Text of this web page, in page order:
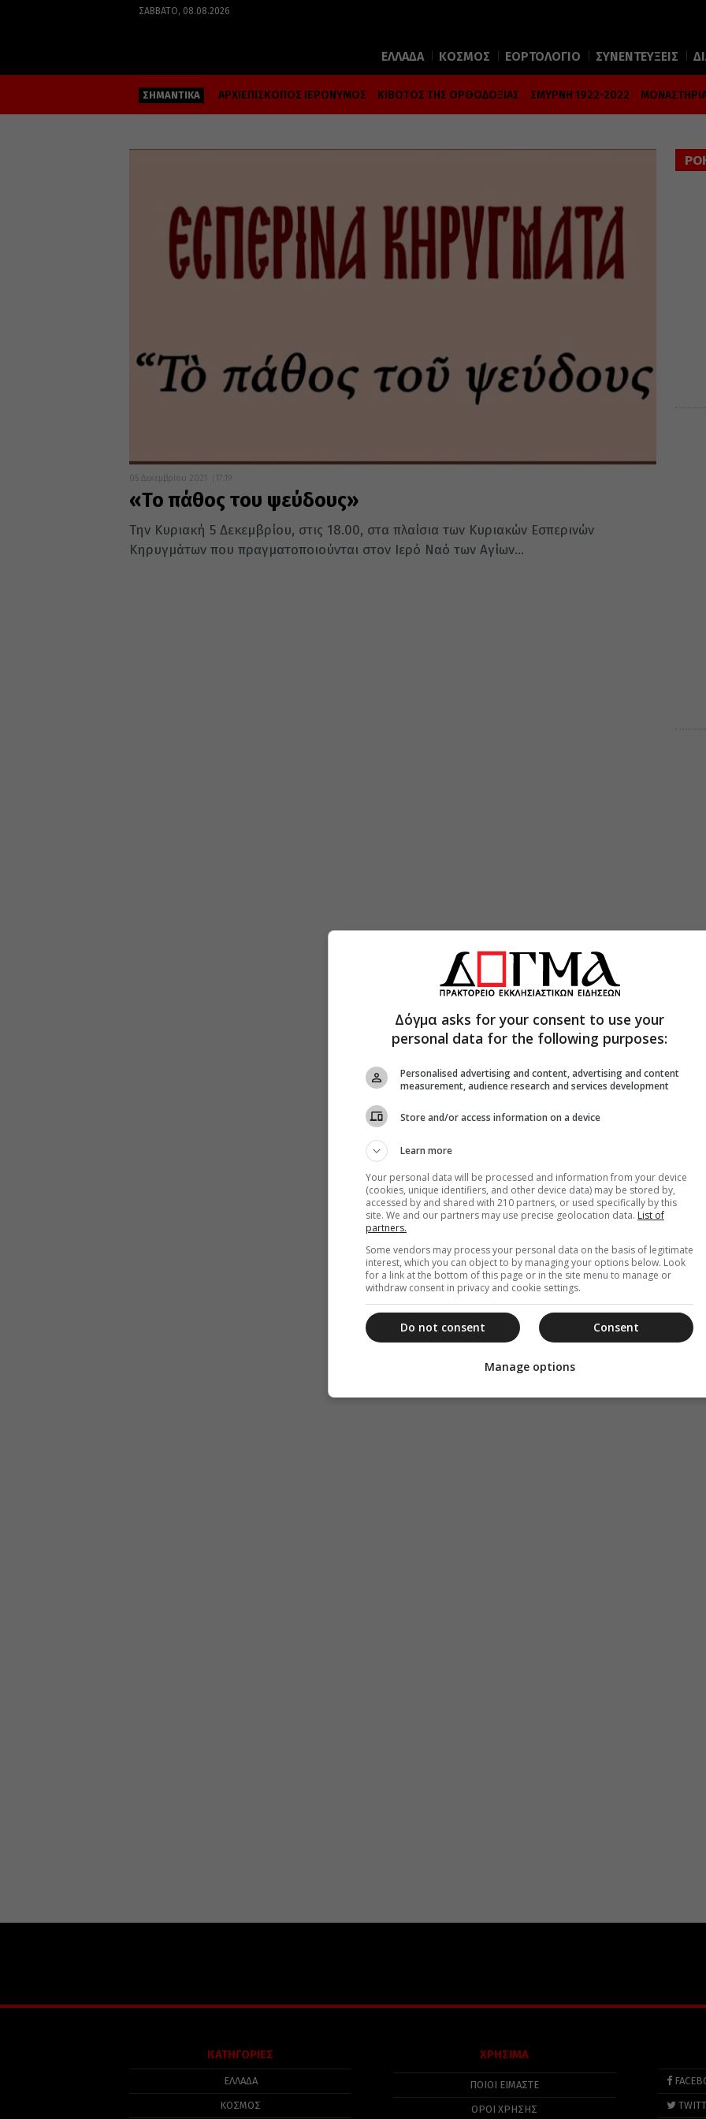
ΣΆΒΒΑΤΟ, 08.08.2026
ΕΛΛΑΔΑ ΚΟΣΜΟΣ ΕΟΡΤΟΛΟΓΙΟ ΣΥΝΕΝΤΕΥΞΕΙΣ
ΣΗΜΑΝΤΙΚΑ ΑΡΧΙΕΠΙΣΚΟΠΟΣ ΙΕΡΩΝΥΜΟΣ ΚΙΒΩΤΟΣ ΤΗΣ ΟΡΘΟΔΟΞΙΑΣ ΣΜΥΡΝΗ 1922-2022
05 Δεκεμβρίου 2021 17:19
«Το πάθος του ψεύδους»
Την Κυριακή 5 Δεκεμβρίου, στις 18.00, στα πλαίσια των Κυριακών Εσπερινών
Κηρυγμάτων που πραγματοποιούνται στον Ιερό Ναό των Αγίων...
ΚΑΤΗΓΟΡΙΕΣ
ΕΛΛΑΔΑ
ΚΟΣΜΟΣ
ΧΡΗΣΙΜΑ
ΠΟΙΟΙ ΕΙΜΑΣΤΕ
ΟΡΟΙ ΧΡΗΣΗΣ
Δόγμα asks for your consent to use your
personal data for the following purposes:
Personalised advertising and content, advertising and content
measurement, audience research and services development
Store and/or access information on a device
Learn more
Your personal data will be processed and information from your device
(cookies, unique identifiers, and other device data) may be stored by,
accessed by and shared with 210 partners, or used specifically by this
site. We and our partners may use precise geolocation data. List of
partners.
Some vendors may process your personal data on the basis of legitimate
interest, which you can object to by managing your options below. Look
for a link at the bottom of this page or in the site menu to manage or
withdraw consent in privacy and cookie settings.
Consent
Do not consent
Manage options